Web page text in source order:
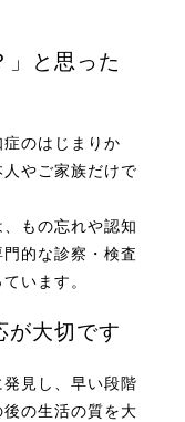
」と思った
のはじまりか
やご家族だけで
もの忘れや認知
的な診察・検査
います。
が大切です
見し、早い段階
の生活の質を大